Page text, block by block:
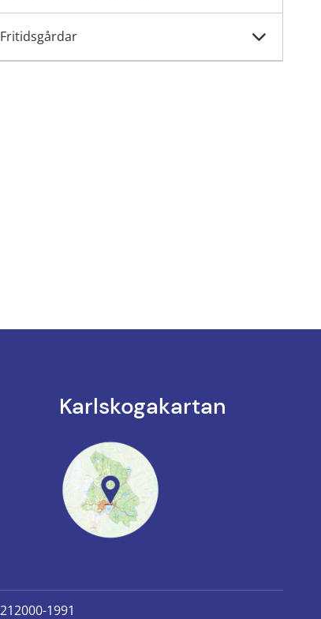
Fritidsgårdar
annan webbplats.
öppnas i nytt fönster.
till annan webbplats, öppnas i nytt fönster.
Karlskoga­kartan
1991